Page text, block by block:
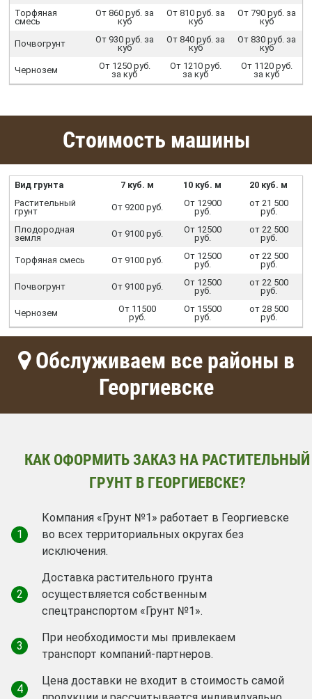
Торфяная
смесь
От 860 руб. за
куб
От 810 руб. за
куб
От 790 руб. за
куб
Почвогрунт
От 930 руб. за
куб
От 840 руб. за
куб
От 830 руб. за
куб
Чернозем
От 1250 руб.
за куб
От 1210 руб.
за куб
От 1120 руб.
за куб
Стоимость машины
Вид грунта 7 куб. м 10 куб. м
20 куб. м
Растительный
грунт
От 9200 руб.
От 12900
руб.
от 21 500
руб.
Плодородная
земля
От 9100 руб.
От 12500
руб.
от 22 500
руб.
Торфяная смесь От 9100 руб.
От 12500
руб.
от 22 500
руб.
Почвогрунт От 9100 руб.
От 12500
руб.
от 22 500
руб.
Чернозем
От 11500
руб.
От 15500
руб.
от 28 500
руб.
Обслуживаем все районы в
Георгиевске
КАК ОФОРМИТЬ ЗАКАЗ НА РАСТИТЕЛЬНЫЙ
ГРУНТ В ГЕОРГИЕВСКЕ?
1
Компания «Грунт №1» работает в Георгиевске
во всех территориальных округах без
исключения.
2
Доставка растительного грунта
осуществляется собственным
спецтранспортом «Грунт №1».
3
При необходимости мы привлекаем
транспорт компаний-партнеров.
4
Цена доставки не входит в стоимость самой